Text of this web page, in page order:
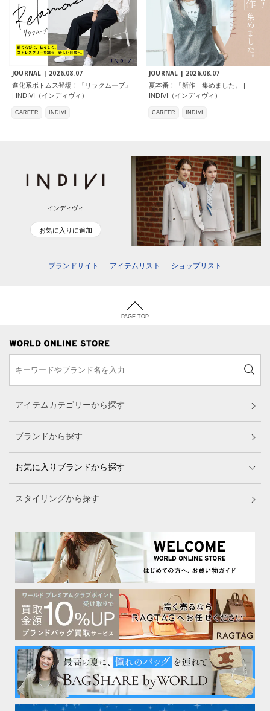
JOURNAL | 2026.08.07
進化系ボトムス登場！『リラクムーブ』
| INDIVI（インディヴィ）
CAREER INDIVI
JOURNAL | 2026.08.07
夏本番！「新作」集めました。 |
INDIVI（インディヴィ）
CAREER INDIVI
インディヴィ
お気に入りに追加
ブランドサイト アイテムリスト ショップリスト
PAGE TOP
アイテムカテゴリーから探す
ブランドから探す
お気に入りブランドから探す
スタイリングから探す